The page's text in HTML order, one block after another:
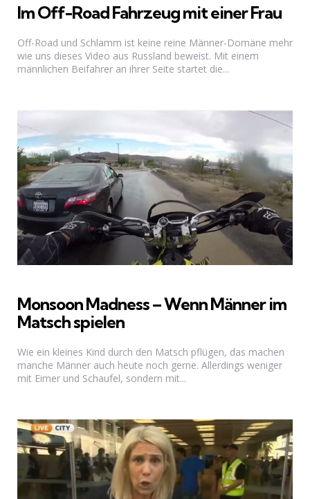
Im Off-Road Fahrzeug mit einer Frau
Off-Road und Schlamm ist keine reine Männer-Domäne mehr
wie uns dieses Video aus Russland beweist. Mit einem
männlichen Beifahrer an ihrer Seite startet die...
Monsoon Madness – Wenn Männer im
Matsch spielen
Wie ein kleines Kind durch den Matsch pflügen, das machen
manche Männer auch heute noch gerne. Allerdings weniger
mit Eimer und Schaufel, sondern mit...